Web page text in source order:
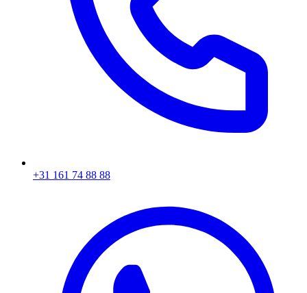
+31 161 74 88 88‬​​​​‌ ‍ ​‍​‍‌‍ ‌ ​‍‌‍‍‌‌‍‌ ‌‍‍‌‌‍ ‍​‍​‍​ ‍‍​‍​‍‌ ​ ‌‍​‌‌‍ ‍‌‍‍‌‌ ‌​‌ ‍‌​‍ ‍‌‍‍‌‌‍ ​‍​‍​‍ ​​‍​‍‌‍‍​‌ ​‍‌‍‌‌‌‍‌‍​‍​‍​ ‍‍​‍​‍‌‍‍​‌ ‌​‌ ‌​‌ ​​​ ‍‍​‍ ​‍ ‌‍ ​‌‍ ‌‍​ ‌‍​‌‌‍ ​‌‍‍​‌‍ ‌ ​ ‌ ‌​​ ‍‍​ ​ ​ ​ ​ ​ ​ ​ ​‍ ‌‍‍‌‌‍ ‍‌ ‌​‌‍‌‌‌‍ ‍‌ ‌​​‍ ‌‍‌‌‌‍‌​‌‍‍‌‌ ‌​​‍ ‌‍ ‌‌‍ ‌‍‌​‌‍‌‌​ ‌‌ ​​‌ ​‍‌‍‌‌‌ ​ ‌‍‌‌‌‍ ‍‌ ‌​‌‍​‌‌ ‌​‌‍‍‌‌‍ ‌‍ ‍​ ‍ ‌‍‍‌‌‍‌​​ ‌‌‍‌ ‌‍ ​‌‍ ‌‍​‍‌‍​‌‌‍ ​​ ‍ ‌ ‌​‌ ‍‌‌ ​​‌‍‌‌​ ‌‌‍‌ ‌‍ ​‌‍ ‌‍​‍‌‍​‌‌‍ ​​ ‍ ‌ ​​‌‍​‌‌ ‌​‌‍‍​​ ‌‌‍​ ‌‍ ‌‍ ‍‌ ‌​‌‍​‌‌‍​ ‌ ‌​​‍ ‍‌ ​​‌‍‍​‌‍ ‌‍ ‍‌‍‌‌​ ‌‍​‍‌‍​‌‌ ​ ‌‍‌‌‌‌‌‌‌ ​‍‌‍ ​​ ‌‌‍‍​‌ ‌​‌ ‌​‌ ​​​‍‌‌​ ​ ‌​​‌​‍‌‌​ ​‍‌​‌‍​‍‌‌​ ​‍‌​‌‍‌‍ ​‌‍ ‌‍​ ‌‍​‌‌‍ ​‌‍‍​‌‍ ‌ ​ ‌ ‌​​‍‌‌​ ​ ‌​​‌​ ​ ​ ​ ​ ​ ​ ​ ​‍‌‍‌‍‍‌‌‍‌​​ ‌‌‍‌ ‌‍ ​‌‍ ‌‍​‍‌‍​‌‌‍ ​​‍‌‍‌ ‌​‌ ‍‌‌ ​​‌‍‌‌​ ‌‌‍‌ ‌‍ ​‌‍ ‌‍​‍‌‍​‌‌‍ ​​‍‌‍‌ ​​‌‍​‌‌ ‌​‌‍‍​​ ‌‌‍​ ‌‍ ‌‍ ‍‌ ‌​‌‍​‌‌‍​ ‌ ‌​​‍ ‍‌ ​​‌‍‍​‌‍ ‌‍ ‍‌‍‌‌​‍‌‍‌ ​​‌‍‌‌‌ ​‍‌ ​ ‌ ​​‌‍‌‌‌‍​ ‌ ‌​‌‍‍‌‌ ‌‍‌‍‌‌​ ‌‌ ​​‌ ‌‌‌‍​‍‌‍ ​‌‍‍‌‌ ​ ‌‍‍​‌‍‌‌‌‍‌​​‍​‍‌ ‌